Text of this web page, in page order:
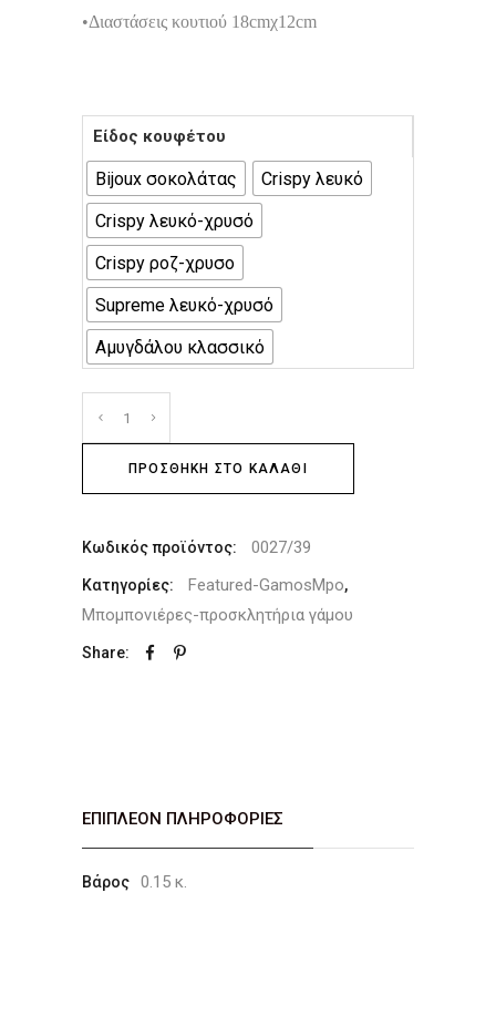
•Διαστάσεις κουτιού 18cmχ12cm
Είδος κουφέτου
Bijoux σοκολάτας
Crispy λευκό
Crispy λευκό-χρυσό
Crispy ροζ-χρυσο
Supreme λευκό-χρυσό
Αμυγδάλου κλασσικό
ΠΡΟΣΘΉΚΗ ΣΤΟ ΚΑΛΆΘΙ
Κωδικός προϊόντος: 0027/39
Κατηγορίες: Featured-GamosMpo,
Μπομπονιέρες-προσκλητήρια γάμου
Share:
ΕΠΙΠΛΈΟΝ ΠΛΗΡΟΦΟΡΊΕΣ
Βάρος 0.15 κ.